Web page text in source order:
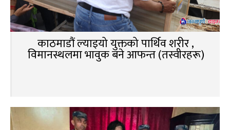
काठमाडौं ल्याइयो युक्तको पार्थिव शरीर ,
विमानस्थलमा भावुक बने आफन्त (तस्वीरहरू)